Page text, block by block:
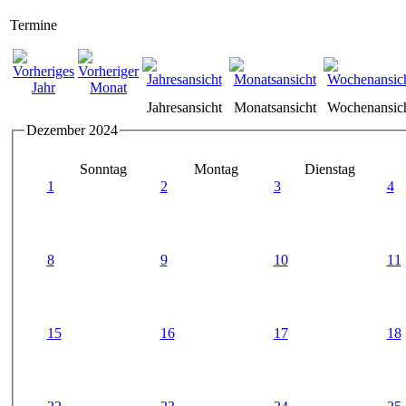
Termine
Jahresansicht Monatsansicht
Dezember 2024
Sonntag Montag
Dienstag
1
2 3 4
8 9 10 11
15 16 17 18